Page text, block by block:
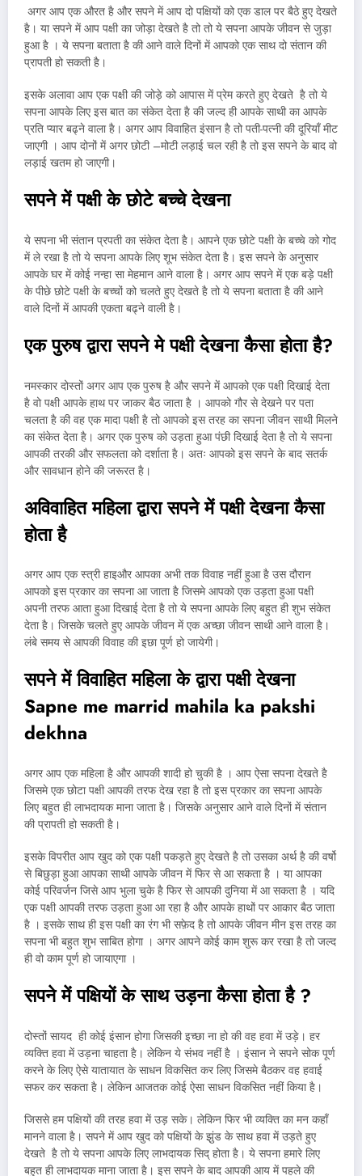
अगर आप एक औरत है और सपने में आप दो पक्षियों को एक डाल पर बैठे हुए देखते
है। या सपने में आप पक्षी का जोड़ा देखते है तो तो ये सपना आपके जीवन से जुड़ा
हुआ है । ये सपना बताता है की आने वाले दिनों में आपको एक साथ दो संतान की
प्रापती हो सकती है।
इसके अलावा आप एक पक्षी की जोड़े को आपास में प्रेम करते हुए देखते है तो ये
सपना आपके लिए इस बात का संकेत देता है की जल्द ही आपके साथी का आपके
प्रति प्यार बढ्ने वाला है। अगर आप विवाहित इंसान है तो पती-पत्नी की दूरियाँ मीट
जाएगी । आप दोनों में अगर छोटी –मोटी लड़ाई चल रही है तो इस सपने के बाद वो
लड़ाई खतम हो जाएगी।
सपने में पक्षी के छोटे बच्चे देखना
ये सपना भी संतान प्रपती का संकेत देता है। आपने एक छोटे पक्षी के बच्चे को गोद
में ले रखा है तो ये सपना आपके लिए शूभ संकेत देता है। इस सपने के अनुसार
आपके घर में कोई नन्हा सा मेहमान आने वाला है। अगर आप सपने में एक बड़े पक्षी
के पीछे छोटे पक्षी के बच्चों को चलते हुए देखते है तो ये सपना बताता है की आने
वाले दिनों में आपकी एकता बढ्ने वाली है।
एक पुरुष द्वारा सपने मे पक्षी देखना कैसा होता है?
नमस्कार दोस्तों अगर आप एक पुरुष है और सपने में आपको एक पक्षी दिखाई देता
है वो पक्षी आपके हाथ पर जाकर बैठ जाता है । आपको गौर से देखने पर पता
चलता है की वह एक मादा पक्षी है तो आपको इस तरह का सपना जीवन साथी मिलने
का संकेत देता है। अगर एक पुरुष को उड़ता हुआ पंछी दिखाई देता है तो ये सपना
आपकी तरकी और सफलता को दर्शाता है। अतः आपको इस सपने के बाद सतर्क
और सावधान होने की जरूरत है।
अविवाहित महिला द्वारा सपने में पक्षी देखना कैसा
होता है
अगर आप एक स्त्री हाइऔर आपका अभी तक विवाह नहीं हुआ है उस दौरान
आपको इस प्रकार का सपना आ जाता है जिसमे आपको एक उड़ता हुआ पक्षी
अपनी तरफ आता हुआ दिखाई देता है तो ये सपना आपके लिए बहुत ही शुभ संकेत
देता है। जिसके चलते हुए आपके जीवन में एक अच्छा जीवन साथी आने वाला है।
लंबे समय से आपकी विवाह की इछा पूर्ण हो जायेगी।
सपने में विवाहित महिला के द्वारा पक्षी देखना
Sapne me marrid mahila ka pakshi
dekhna
अगर आप एक महिला है और आपकी शादी हो चुकी है । आप ऐसा सपना देखते है
जिसमे एक छोटा पक्षी आपकी तरफ देख रहा है तो इस प्रकार का सपना आपके
लिए बहुत ही लाभदायक माना जाता है। जिसके अनुसार आने वाले दिनों में संतान
की प्रापती हो सकती है।
इसके विपरीत आप खुद को एक पक्षी पकड़ते हुए देखते है तो उसका अर्थ है की वर्षो
से बिछुड़ा हुआ आपका साथी आपके जीवन में फिर से आ सकता है । या आपका
कोई परिवर्जन जिसे आप भुला चुके है फिर से आपकी दुनिया में आ सकता है । यदि
एक पक्षी आपकी तरफ उड़ता हुआ आ रहा है और आपके हाथों पर आकार बैठ जाता
है । इसके साथ ही इस पक्षी का रंग भी सफ़ेद है तो आपके जीवन मीन इस तरह का
सपना भी बहुत शुभ साबित होगा । अगर आपने कोई काम शुरू कर रखा है तो जल्द
ही वो काम पूर्ण हो जायाएगा ।
सपने में पक्षियों के साथ उड़ना कैसा होता है?
दोस्तों सायद ही कोई इंसान होगा जिसकी इच्छा ना हो की वह हवा में उड़े। हर
व्यक्ति हवा में उड़ना चाहता है। लेकिन ये संभव नहीं है । इंसान ने सपने सोक पूर्ण
करने के लिए ऐसे यातायात के साधन विकसित कर लिए जिसमे बैठकर वह हवाई
सफर कर सकता है। लेकिन आजतक कोई ऐसा साधन विकसित नहीं किया है।
जिससे हम पक्षियों की तरह हवा में उड़ सके। लेकिन फिर भी व्यक्ति का मन कहाँ
मानने वाला है। सपने में आप खुद को पक्षियों के झुंड के साथ हवा में उड़ते हुए
देखते है तो ये सपना आपके लिए लाभदायक सिद् होता है। ये सपना हमारे लिए
बहुत ही लाभदायक माना जाता है। इस सपने के बाद आपकी आय में पहले की